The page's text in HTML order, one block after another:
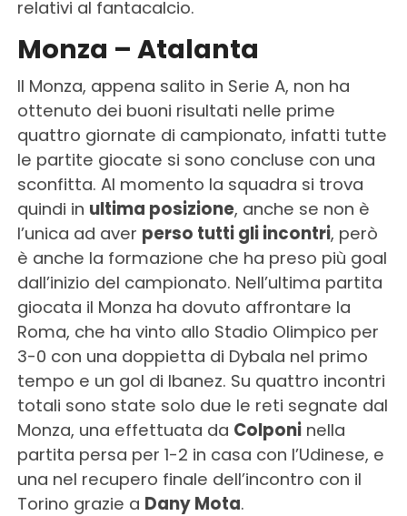
relativi al fantacalcio.
Monza – Atalanta
Il Monza, appena salito in Serie A, non ha
ottenuto dei buoni risultati nelle prime
quattro giornate di campionato, infatti tutte
le partite giocate si sono concluse con una
sconfitta. Al momento la squadra si trova
quindi in ultima posizione, anche se non è
l’unica ad aver perso tutti gli incontri, però
è anche la formazione che ha preso più goal
dall’inizio del campionato. Nell’ultima partita
giocata il Monza ha dovuto affrontare la
Roma, che ha vinto allo Stadio Olimpico per
3-0 con una doppietta di Dybala nel primo
tempo e un gol di Ibanez. Su quattro incontri
totali sono state solo due le reti segnate dal
Monza, una effettuata da Colponinella
partita persa per 1-2 in casa con l’Udinese, e
una nel recupero finale dell’incontro con il
Torino grazie a Dany Mota.